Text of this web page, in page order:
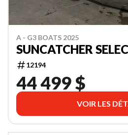
A - G3 BOATS 2025
SUNCATCHER
12194
44 499 $
VOIR LES